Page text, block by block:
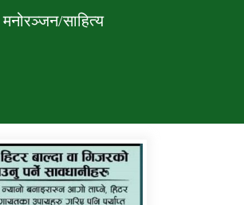
मनोरञ्जन/साहित्य
शिक्षालय जुम्लाको सुचना